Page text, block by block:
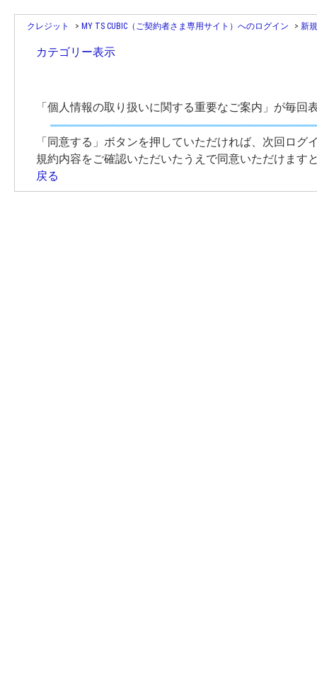
クレジット > MY TS CUBIC（ご契約者さま専用サイト）へのログイン > 新
カテゴリー表示
「個人情報の取り扱いに関する重要なご案内」が毎回
「同意する」ボタンを押していただければ、次回ログ
規約内容をご確認いただいたうえで同意いただけます
戻る